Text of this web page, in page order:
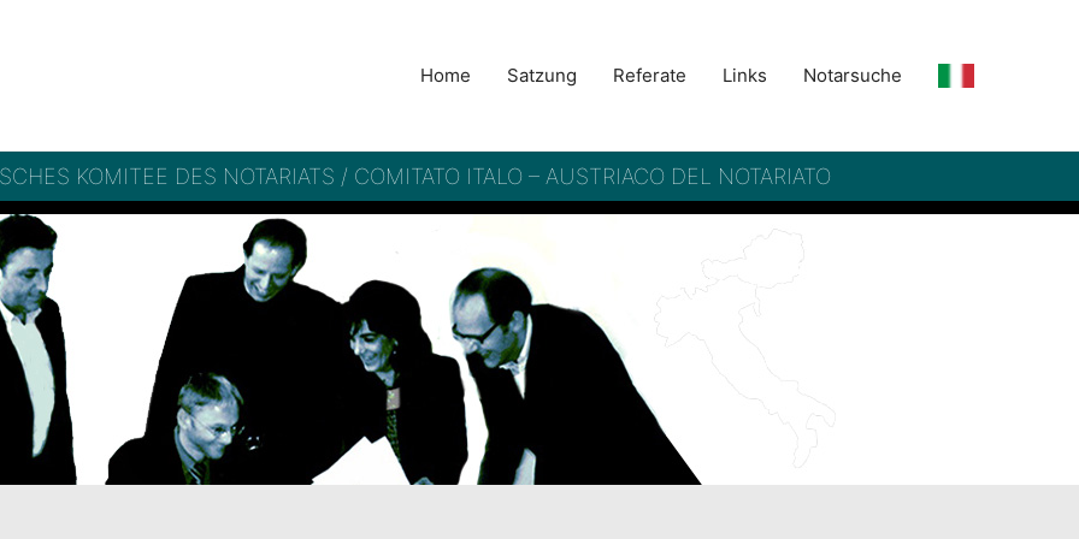
Home Satzung Referate Links Notarsuche
KOMITEE DES NOTARIATS / COMITATO ITALO – AUSTRIACO DEL NOTARIATO